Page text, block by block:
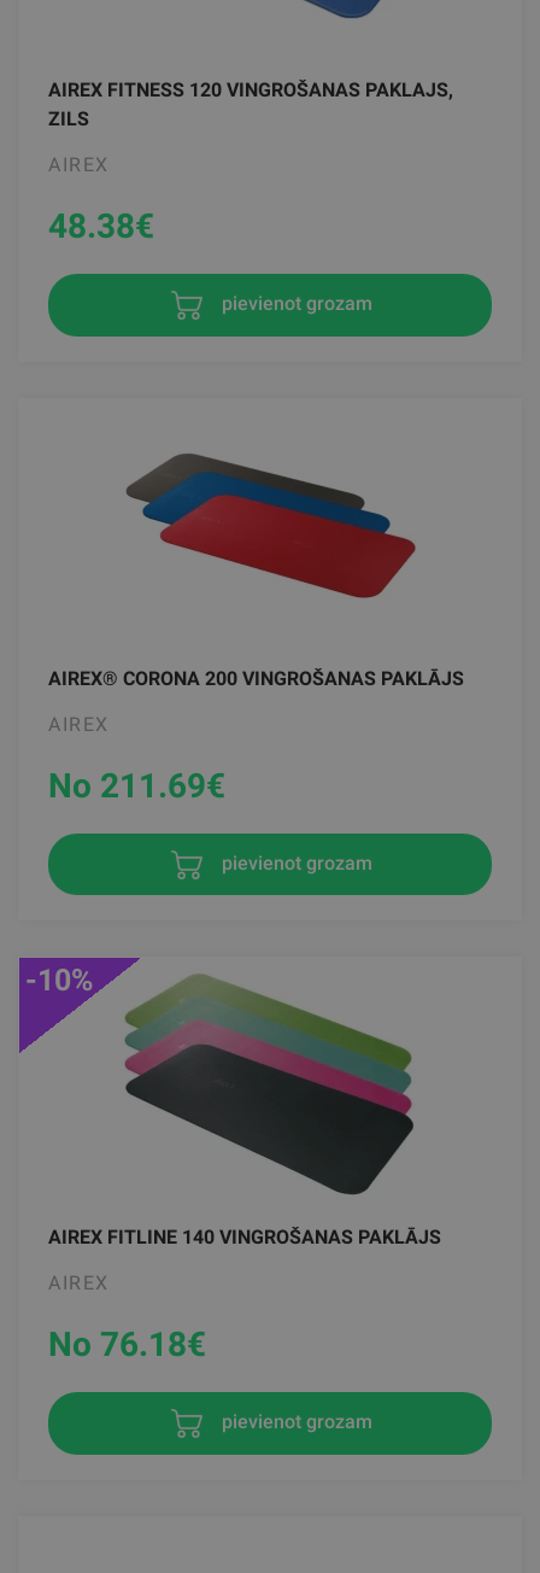
AIREX FITNESS 120 VINGROŠANAS PAKLAJS,
ZILS
AIREX
48.38€
pievienot grozam
AIREX® CORONA 200 VINGROŠANAS PAKLĀJS
AIREX
No 211.69€
pievienot grozam
AIREX FITLINE 140 VINGROŠANAS PAKLĀJS
AIREX
-10%
No 76.18€
pievienot grozam